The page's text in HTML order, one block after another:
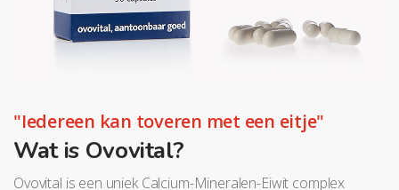
"Iedereen kan toveren met een eitje"
Wat is Ovovital?
Ovovital is een uniek Calcium-Mineralen-Eiwit complex